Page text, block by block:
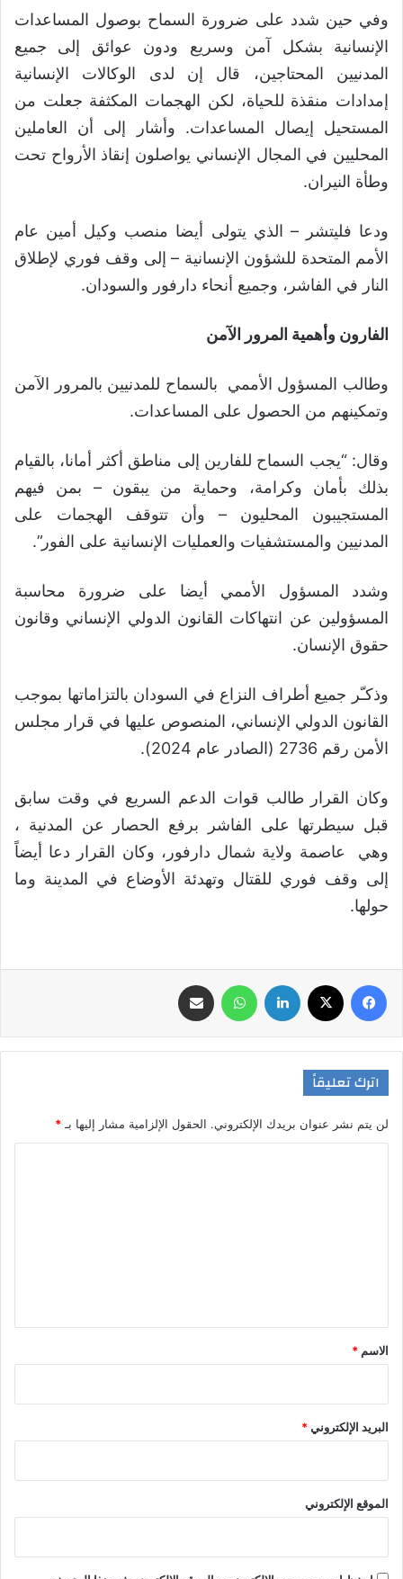
وفي حين شدد على ضرورة السماح بوصول المساعدات
الإنسانية بشكل آمن وسريع ودون عوائق إلى جميع
المدنيين المحتاجين، قال إن لدى الوكالات الإنسانية
إمدادات منقذة للحياة، لكن الهجمات المكثفة جعلت من
المستحيل إيصال المساعدات. وأشار إلى أن العاملين
المحليين في المجال الإنساني يواصلون إنقاذ الأرواح تحت
وطأة النيران.
ودعا فليتشر – الذي يتولى أيضا منصب وكيل أمين عام
الأمم المتحدة للشؤون الإنسانية – إلى وقف فوري لإطلاق
النار في الفاشر، وجميع أنحاء دارفور والسودان.
الفارون وأهمية المرور الآمن
وطالب المسؤول الأممي بالسماح للمدنيين بالمرور الآمن
وتمكينهم من الحصول على المساعدات.
وقال: “يجب السماح للفارين إلى مناطق أكثر أمانا، بالقيام
بذلك بأمان وكرامة، وحماية من يبقون – بمن فيهم
المستجيبون المحليون – وأن تتوقف الهجمات على
المدنيين والمستشفيات والعمليات الإنسانية على الفور”.
وشدد المسؤول الأممي أيضا على ضرورة محاسبة
المسؤولين عن انتهاكات القانون الدولي الإنساني وقانون
حقوق الإنسان.
وذكـّر جميع أطراف النزاع في السودان بالتزاماتها بموجب
القانون الدولي الإنساني، المنصوص عليها في قرار مجلس
الأمن رقم 2736 (الصادر عام 2024).
وكان القرار طالب قوات الدعم السريع في وقت سابق
قبل سيطرتها على الفاشر برفع الحصار عن المدنية ،
وهي عاصمة ولاية شمال دارفور، وكان القرار دعا أيضاً
إلى وقف فوري للقتال وتهدئة الأوضاع في المدينة وما
حولها.
اترك تعليقاً
لن يتم نشر عنوان بريدك الإلكتروني. الحقول الإلزامية مشار إليها بـ*
*
الاسم *
البريد الإلكتروني*
الموقع الإلكتروني